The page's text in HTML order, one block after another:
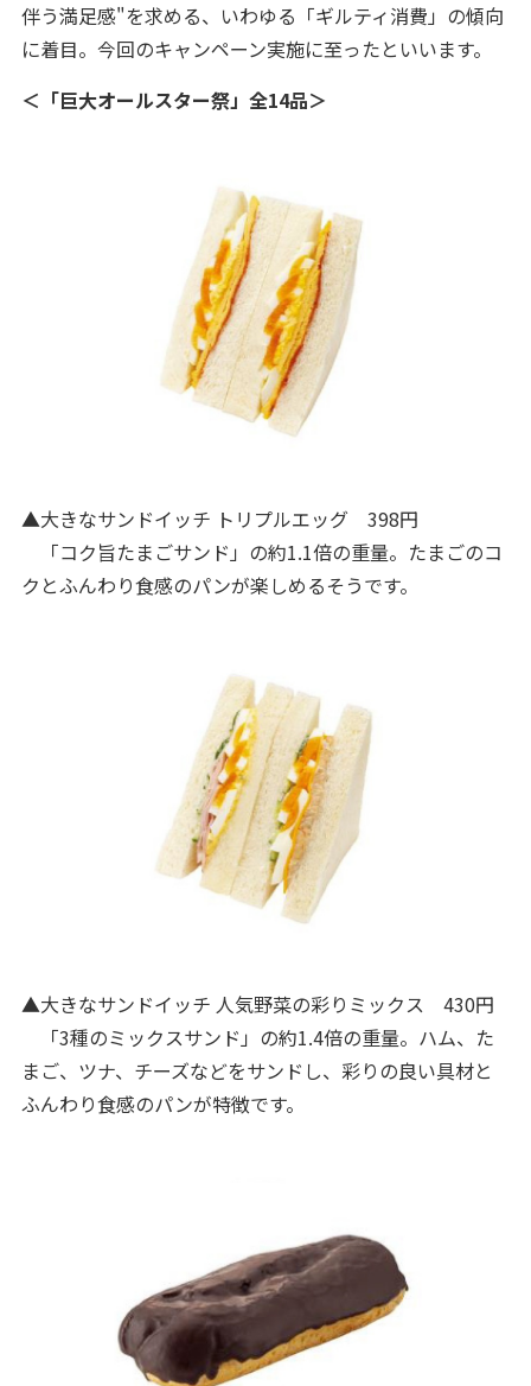
伴う満足感"を求める、いわゆる「ギルティ消費」の傾向
に着目。今回のキャンペーン実施に至ったといいます。
＜「巨大オールスター祭」全14品＞
▲大きなサンドイッチ トリプルエッグ 398円
「コク旨たまごサンド」の約1.1倍の重量。たまごのコ
クとふんわり食感のパンが楽しめるそうです。
▲大きなサンドイッチ 人気野菜の彩りミックス 430円
「3種のミックスサンド」の約1.4倍の重量。ハム、た
まご、ツナ、チーズなどをサンドし、彩りの良い具材と
ふんわり食感のパンが特徴です。